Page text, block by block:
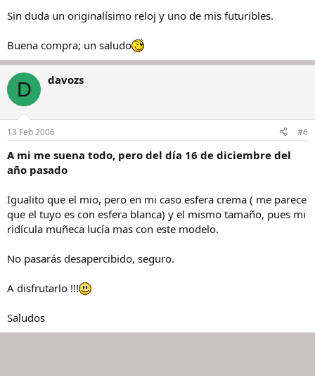
Sin duda un originalísimo reloj y uno de mis futuribles.
Buena compra; un saludo
D davozs
13 Feb 2006 #6
A mi me suena todo, pero del día 16 de diciembre del
año pasado
Igualito que el mio, pero en mi caso esfera crema ( me parece
que el tuyo es con esfera blanca) y el mismo tamaño, pues mi
ridícula muñeca lucía mas con este modelo.
No pasarás desapercibido, seguro.
A disfrutarlo !!!
Saludos